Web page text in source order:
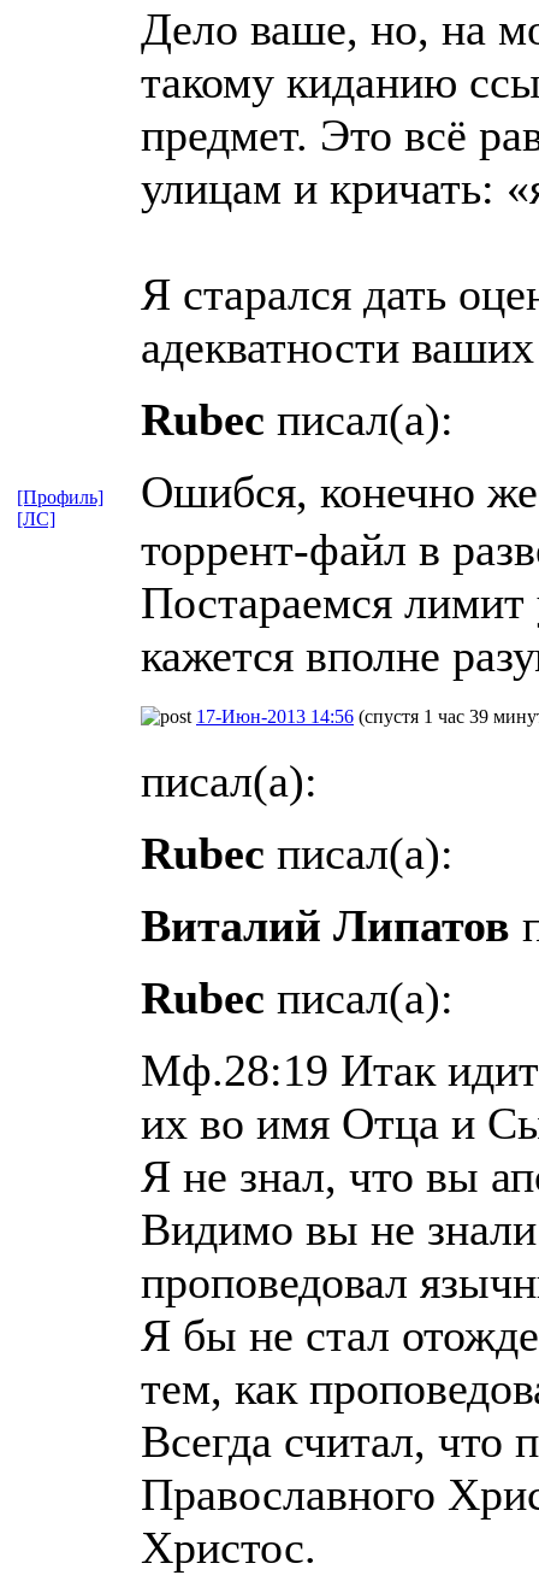
Дело ваше, но, на
такому киданию
предмет. Это всё
улицам и кричать:
Я старался дать
адекватности
Rubec писал(а):
Ошибся, конечно
торрент-файл в
Постараемся
кажется вполне
[Профиль]
[ЛС]
17-Июн-2013 14:56 (спустя 1 час 39
писал(а):
Rubec писал(а):
Виталий Липатов
Rubec писал(а):
Мф.28:19 Итак
их во имя Отца и
Я не знал, что вы
Видимо вы не
проповедовал
Я бы не стал
тем, как
Всегда считал, что
Православного
Христос.